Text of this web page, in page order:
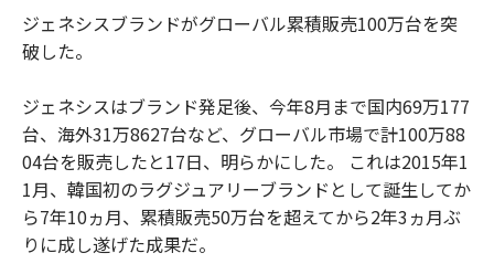
ジェネシスブランドがグローバル累積販売100万台を突
破した。
ジェネシスはブランド発足後、今年8月まで国内69万177
台、海外31万8627台など、グローバル市場で計100万88
04台を販売したと17日、明らかにした。 これは2015年1
1月、韓国初のラグジュアリーブランドとして誕生してか
ら7年10ヵ月、累積販売50万台を超えてから2年3ヵ月ぶ
りに成し遂げた成果だ。